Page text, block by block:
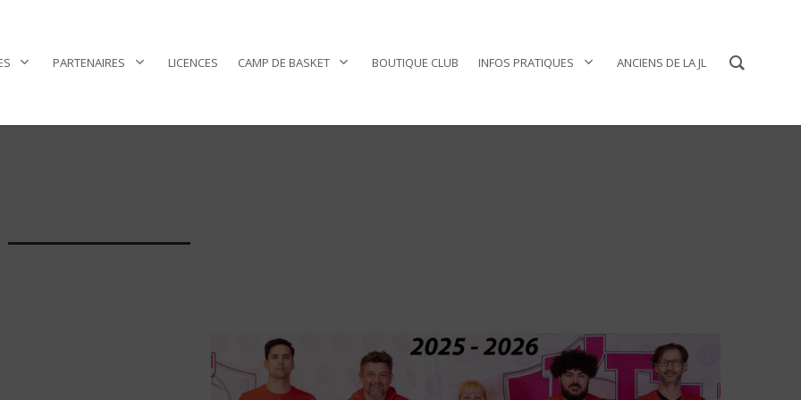
PARTENAIRES LICENCES CAMP DE BASKET BOUTIQUE CLUB INFOS PRATIQUES ANCIENS DE LA JL